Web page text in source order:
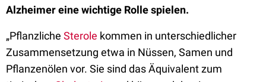
Alzheimer eine wichtige Rolle spielen.
„Pflanzliche Sterole kommen in unterschiedlicher
Zusammensetzung etwa in Nüssen, Samen und
Pflanzenölen vor. Sie sind das Äquivalent zum